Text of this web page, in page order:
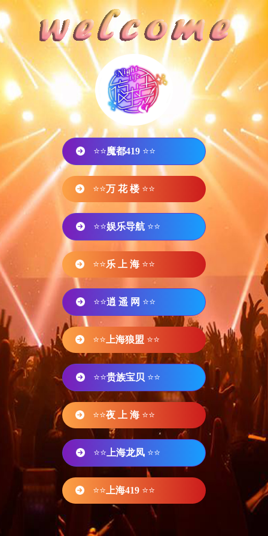
⭐⭐魔都419 ⭐⭐
⭐⭐万 花 楼 ⭐⭐
⭐⭐娱乐导航 ⭐⭐
⭐⭐乐 上 海 ⭐⭐
⭐⭐逍 遥 网 ⭐⭐
⭐⭐ 上海狼盟 ⭐⭐
⭐⭐贵族宝贝 ⭐⭐
⭐⭐夜 上 海 ⭐⭐
⭐⭐ 上海龙凤 ⭐⭐
⭐⭐ 上海419 ⭐⭐